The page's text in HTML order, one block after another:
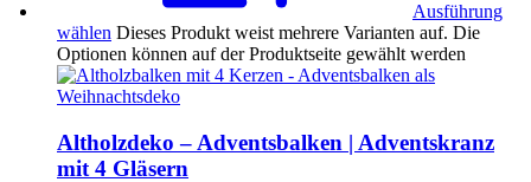
Ausführung
wählen Dieses Produkt weist mehrere Varianten auf. Die
Optionen können auf der Produktseite gewählt werden
Altholzdeko – Adventsbalken | Adventskranz
mit 4 Gläsern